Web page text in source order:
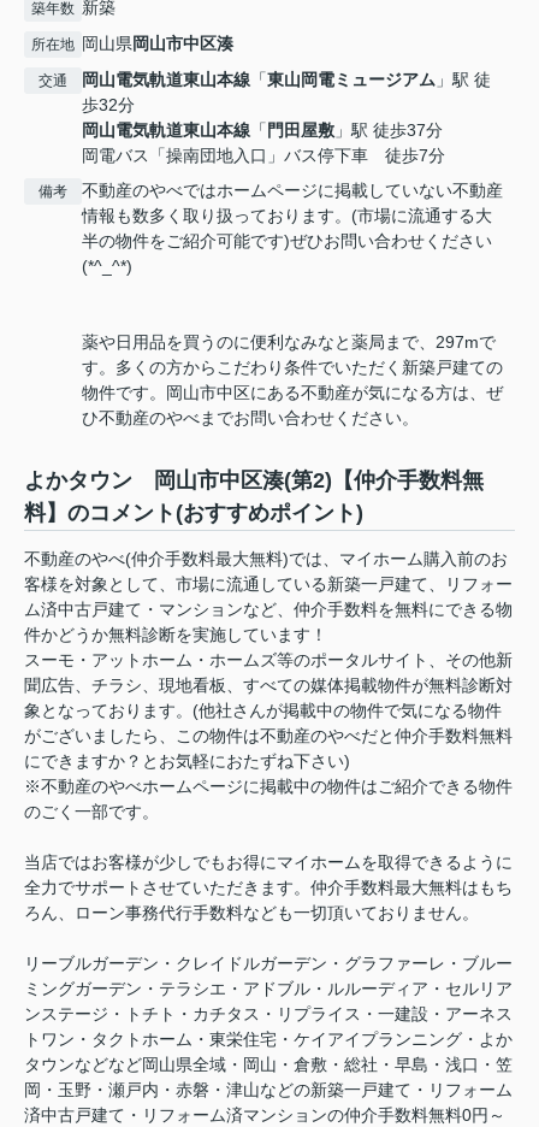
築年数 新築
所在地 岡山県岡山市中区湊
交通 岡山電気軌道東山本線 「東山岡電ミュージアム 」駅 徒
歩32分
岡山電気軌道東山本線 「門田屋敷 」駅 徒歩37分
岡電バス「操南団地入口」バス停下車 徒歩7分
備考
不動産のやべではホームページに掲載していない不動産
情報も数多く取り扱っております。(市場に流通する大
半の物件をご紹介可能です)ぜひお問い合わせください
(*^_^*)
薬や日用品を買うのに便利なみなと薬局まで、297mで
す。多くの方からこだわり条件でいただく新築戸建ての
物件です。岡山市中区にある不動産が気になる方は、ぜ
ひ不動産のやべまでお問い合わせください。
よかタウン 岡山市中区湊(第2)【仲介手数料無
料】のコメント(おすすめポイント)
不動産のやべ(仲介手数料最大無料)では、マイホーム購入前のお
客様を対象として、市場に流通している新築一戸建て、リフォー
ム済中古戸建て・マンションなど、仲介手数料を無料にできる物
件かどうか無料診断を実施しています！
スーモ・アットホーム・ホームズ等のポータルサイト、その他新
聞広告、チラシ、現地看板、すべての媒体掲載物件が無料診断対
象となっております。(他社さんが掲載中の物件で気になる物件
がございましたら、この物件は不動産のやべだと仲介手数料無料
にできますか？とお気軽におたずね下さい)
※不動産のやべホームページに掲載中の物件はご紹介できる物件
のごく一部です。
当店ではお客様が少しでもお得にマイホームを取得できるように
全力でサポートさせていただきます。仲介手数料最大無料はもち
ろん、ローン事務代行手数料なども一切頂いておりません。
リーブルガーデン・クレイドルガーデン・グラファーレ・ブルー
ミングガーデン・テラシエ・アドブル・ルルーディア・セルリア
ンステージ・トチト・カチタス・リプライス・一建設・アーネス
トワン・タクトホーム・東栄住宅・ケイアイプランニング・よか
タウンなどなど岡山県全域・岡山・倉敷・総社・早島・浅口・笠
岡・玉野・瀬戸内・赤磐・津山などの新築一戸建て・リフォーム
済中古戸建て・リフォーム済マンションの仲介手数料無料0円～